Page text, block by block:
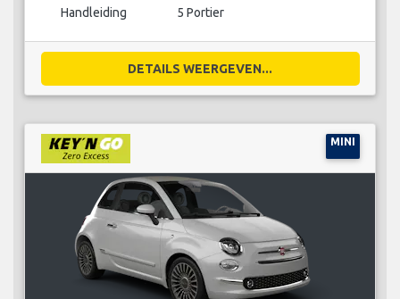
Handleiding 5 Portier
DETAILS WEERGEVEN...
MINI